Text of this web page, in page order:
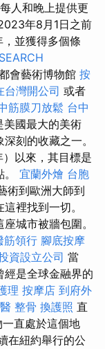
人和晚上提供更
年8月1日之前
並獲得多個條
會藝術博物館 按
台灣開公司 或者
筋膜刀放鬆 台中
美國最大的美術
刻的收藏之一。
以來，其目標是
宜蘭外燴 台胞
術到歐洲大師到
裡找到一切。
城市被牆包圍。
筋領行 腳底按摩
資設立公司 當
經是全球金融界的
理 按摩店 到府外
整骨 換護照 直
直處於這個地
在紐約舉行的公